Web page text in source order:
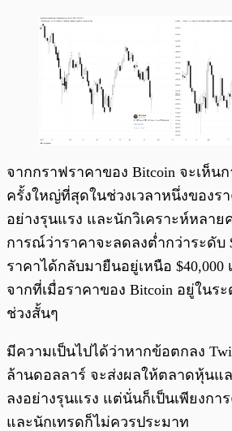
จากกราฟราคาของ Bitcoin จะเห็น
ครั้งใหญ่ที่สุดในช่วงเวลาหนึ่งของร
อย่างรุนแรง และนักวิเคราะห์หลา
การณ์ว่าราคาจะลดลงต่ำกว่าระดับ
ราคาได้กลับมายืนอยู่เหนือ $40,000
จากที่เมื่อราคาของ Bitcoin อยู่ในระ
ช่วงสั้นๆ
มีความเป็นไปได้ว่าหากข้อตกลง
ล้านดอลลาร์ จะส่งผลให้ตลาดหุ้นแ
ลงอย่างรุนแรง แต่นั่นก็เป็นเพียงก
และนักเทรดก็ไม่ควรประมาท